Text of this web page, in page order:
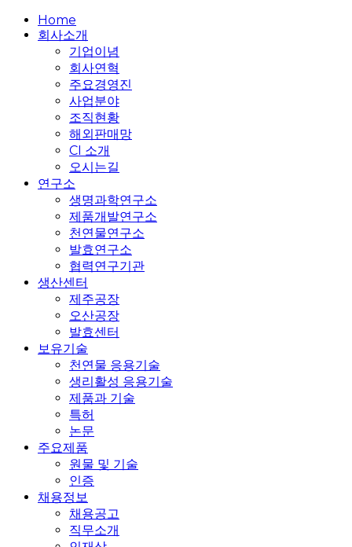
Close
Menu
Home
회사소개
기업이념
회사연혁
주요경영진
사업분야
조직현황
해외판매망
CI 소개
오시는길
연구소
생명과학연구소
제품개발연구소
천연물연구소
발효연구소
협력연구기관
생산센터
제주공장
오산공장
발효센터
보유기술
천연물 응용기술
생리활성 응용기술
제품과 기술
특허
논문
주요제품
원물 및 기술
인증
채용정보
채용공고
직무소개